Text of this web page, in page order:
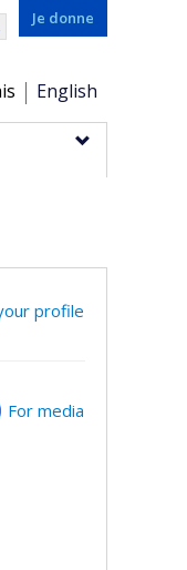
Je donne
English
profile
For media